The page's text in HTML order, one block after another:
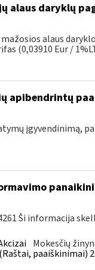
alaus daryklų
mažosios alaus
(0,03910 Eur /
apibendrintų
įgyvendinimą,
Ši informacija
Mokesčių
paaiškinimai)